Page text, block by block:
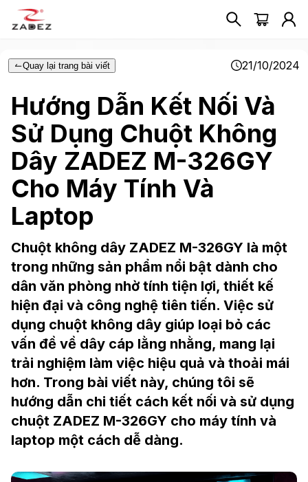
Quay lại trang bài viết 21/10/2024
Hướng Dẫn Kết Nối Và
Sử Dụng Chuột Không
Dây ZADEZ M-326GY
Cho Máy Tính Và
Laptop
Chuột không dây ZADEZ M-326GY là một
trong những sản phẩm nổi bật dành cho
dân văn phòng nhờ tính tiện lợi, thiết kế
hiện đại và công nghệ tiên tiến. Việc sử
dụng chuột không dây giúp loại bỏ các
vấn đề về dây cáp lằng nhằng, mang lại
trải nghiệm làm việc hiệu quả và thoải mái
hơn. Trong bài viết này, chúng tôi sẽ
hướng dẫn chi tiết cách kết nối và sử dụng
chuột ZADEZ M-326GY cho máy tính và
laptop một cách dễ dàng.